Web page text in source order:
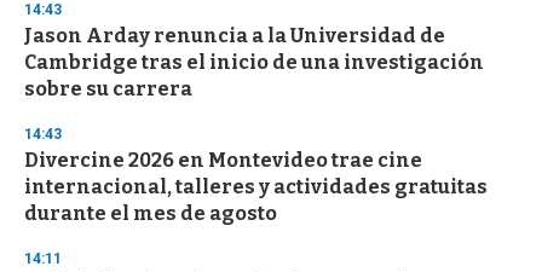
d
s
o
f
3
s
e
c
o
n
14:43
Jason Arday renuncia a la Universidad de
Cambridge tras el inicio de una investigación
sobre su carrera
14:43
Divercine 2026 en Montevideo trae cine
internacional, talleres y actividades gratuitas
durante el mes de agosto
14:11